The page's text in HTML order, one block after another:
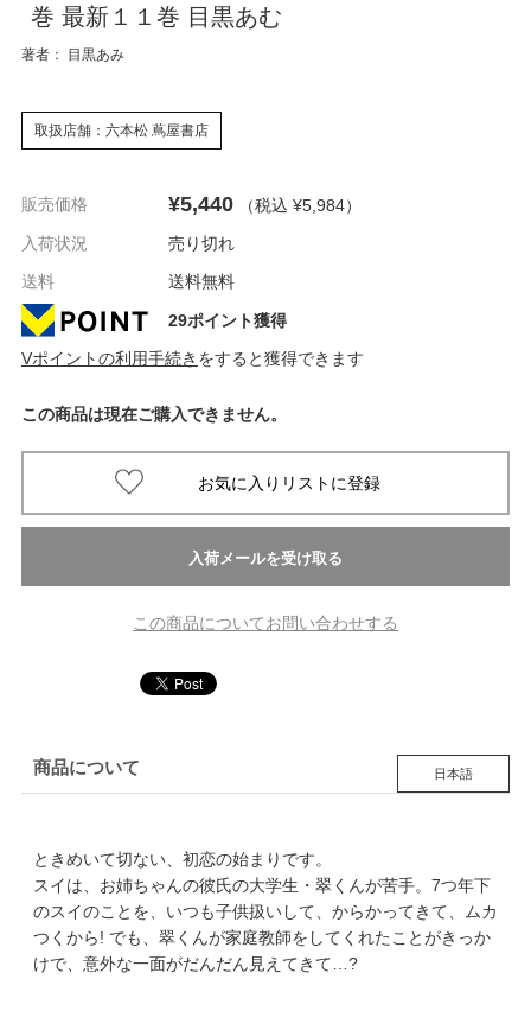
巻 最新１１巻 目黒あむ
著者： 目黒あみ
取扱店舗：六本松 蔦屋書店
販売価格 ¥5,440 （税込 ¥5,984）
入荷状況
売り切れ
送料
送料無料
29ポイント獲得
Vポイントの利用手続き をすると獲得できます
この商品は現在ご購入できません。
この商品についてお問い合わせする
商品について 日本語
ときめいて切ない、初恋の始まりです。
スイは、お姉ちゃんの彼氏の大学生・翠くんが苦手。7つ年下
のスイのことを、いつも子供扱いして、からかってきて、ムカ
つくから! でも、翠くんが家庭教師をしてくれたことがきっか
けで、意外な一面がだんだん見えてきて…?